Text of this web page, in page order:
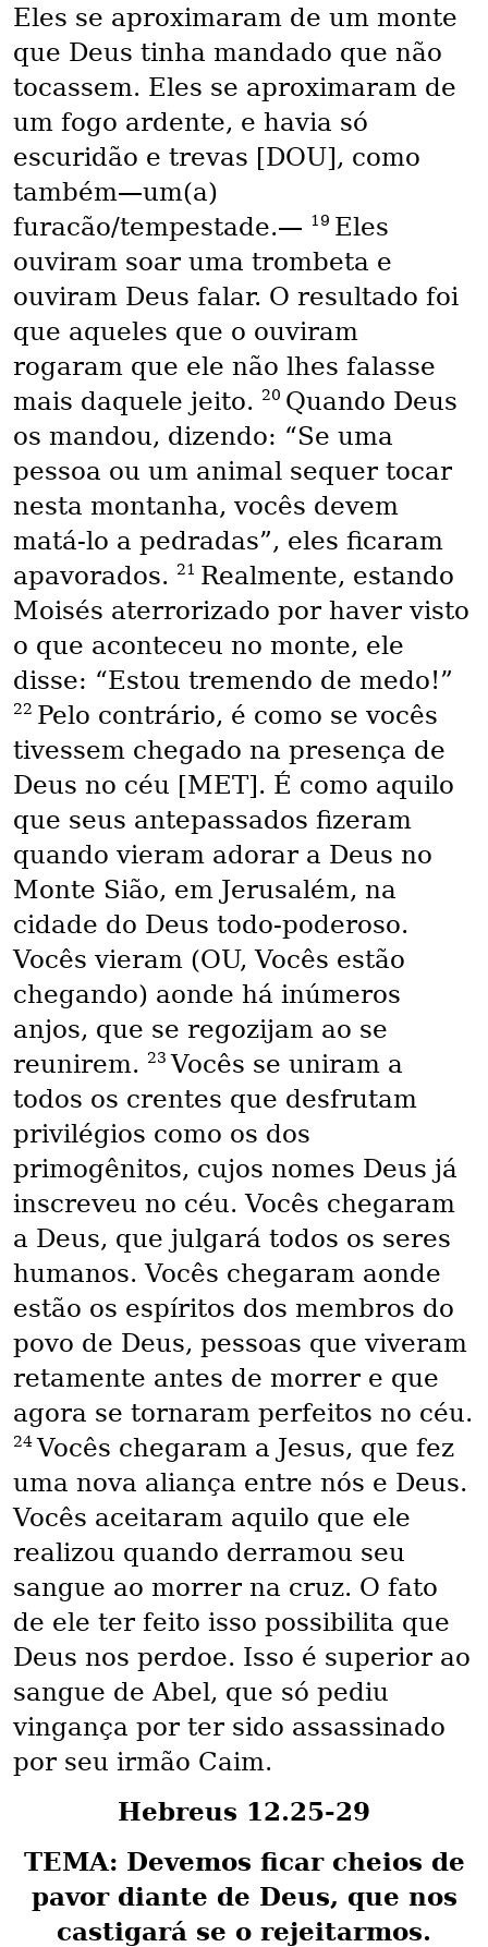
Eles se aproximaram de um monte
que Deus tinha mandado que não
tocassem. Eles se aproximaram de
um fogo ardente, e havia só
escuridão e trevas [DOU], como
também—um(a)
furacão/tempestade.— 19 Eles
ouviram soar uma trombeta e
ouviram Deus falar. O resultado foi
que aqueles que o ouviram
rogaram que ele não lhes falasse
mais daquele jeito. 20 Quando Deus
os mandou, dizendo: “Se uma
pessoa ou um animal sequer tocar
nesta montanha, vocês devem
matá-lo a pedradas”, eles ficaram
apavorados. 21 Realmente, estando
Moisés aterrorizado por haver visto
o que aconteceu no monte, ele
disse: “Estou tremendo de medo!”
22 Pelo contrário, é como se vocês
tivessem chegado na presença de
Deus no céu [MET]. É como aquilo
que seus antepassados fizeram
quando vieram adorar a Deus no
Monte Sião, em Jerusalém, na
cidade do Deus todo-poderoso.
Vocês vieram (OU, Vocês estão
chegando) aonde há inúmeros
anjos, que se regozijam ao se
reunirem. 23Vocês se uniram a
todos os crentes que desfrutam
privilégios como os dos
primogênitos, cujos nomes Deus já
inscreveu no céu. Vocês chegaram
a Deus, que julgará todos os seres
humanos. Vocês chegaram aonde
estão os espíritos dos membros do
povo de Deus, pessoas que viveram
retamente antes de morrer e que
agora se tornaram perfeitos no céu.
24Vocês chegaram a Jesus, que fez
uma nova aliança entre nós e Deus.
Vocês aceitaram aquilo que ele
realizou quando derramou seu
sangue ao morrer na cruz. O fato
de ele ter feito isso possibilita que
Deus nos perdoe. Isso é superior ao
sangue de Abel, que só pediu
vingança por ter sido assassinado
por seu irmão Caim.
Hebreus 12.25-29
TEMA: Devemos ficar cheios de
pavor diante de Deus, que nos
castigará se o rejeitarmos.